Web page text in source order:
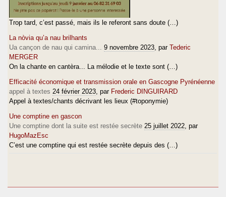
Trop tard, c’est passé, mais ils le referont sans doute (…)
La nòvia qu’a nau brilhants
Ua cançon de nau qui camina...
9 novembre 2023 , par Tederic
MERGER
On la chante en cantèra... La mélodie et le texte sont (…)
Efficacité économique et transmission orale en Gascogne Pyrénéenne
appel à textes 24 février 2023 , par Frederic DINGUIRARD
Appel à textes/chants décrivant les lieux (#toponymie)
Une comptine en gascon
Une comptine dont la suite est restée secrète 25 juillet 2022 , par
HugoMazEsc
C’est une comptine qui est restée secrète depuis des (…)